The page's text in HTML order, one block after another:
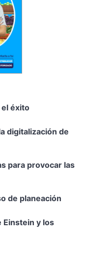
éxito
digitalización de
para provocar las
de planeación
Einstein y los